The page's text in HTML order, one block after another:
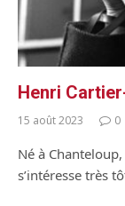
Henri
15 août 2023 0
Né à
s’intéresse très